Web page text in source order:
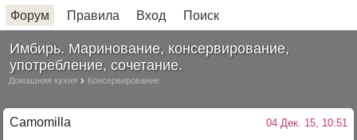
Форум Правила Вход Поиск
Имбирь. Маринование, консервирование,
употребление, сочетание.
Домашняя кухня Консервирование
Camomilla 04 Дек. 15, 10:51